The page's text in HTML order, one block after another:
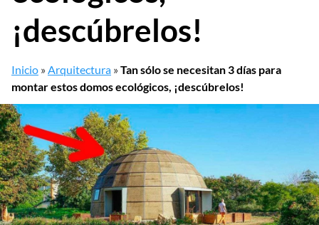
¡descúbrelos!
Inicio »Arquitectura »Tan sólo se necesitan 3 días para
montar estos domos ecológicos, ¡descúbrelos!